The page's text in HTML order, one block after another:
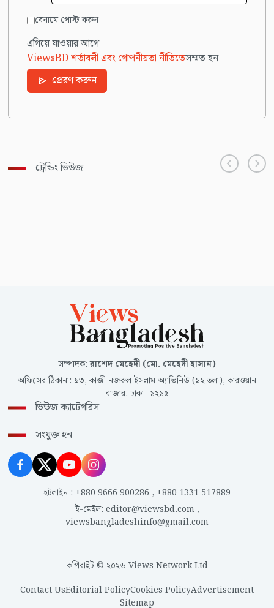
বেনামে পোস্ট করুন
এগিয়ে যাওয়ার আগে
ViewsBD শর্তাবলী এবং গোপনীয়তা নীতিতেসম্মত হন ।
প্রেরণ করুন
ট্রেন্ডিং ভিউজ
সম্পাদক:রাশেদ মেহেদী (মো. মেহেদী হাসান)
অফিসের ঠিকানা: ৯৩, কাজী নজরুল ইসলাম অ্যাভিনিউ (১২ তলা), কারওয়ান
বাজার, ঢাকা- ১২১৫
ভিউজ ক্যাটেগরিস
সংযুক্ত হন
হটলাইন : +880 9666 900286 , +880 1331 517889
ই-মেইল: editor@viewsbd.com,
viewsbangladeshinfo@gmail.com
কপিরাইট © ২০২৬ Views Network Ltd
Contact UsEditorial PolicyCookies PolicyAdvertisement
Sitemap